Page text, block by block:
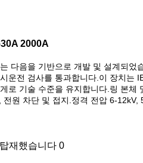
2000A
다음을 기반으로 개발 및 설계되었
운전 검사를 통과합니다.이 장치
로 기술 수준을 유지합니다.링 본
원 차단 및 접지.정격 전압 6-